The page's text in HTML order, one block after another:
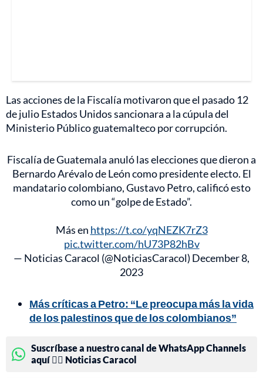
Las acciones de la Fiscalía motivaron que el pasado 12
de julio Estados Unidos sancionara a la cúpula del
Ministerio Público guatemalteco por corrupción.
Fiscalía de Guatemala anuló las elecciones que dieron a
Bernardo Arévalo de León como presidente electo. El
mandatario colombiano, Gustavo Petro, calificó esto
como un “golpe de Estado”.
Más en https://t.co/yqNEZK7rZ3
pic.twitter.com/hU73P82hBv
— Noticias Caracol (@NoticiasCaracol) December 8,
2023
Más críticas a Petro: “Le preocupa más la vida
de los palestinos que de los colombianos”
Suscríbase a nuestro canal de WhatsApp Channels
aquí 👉🏻 Noticias Caracol